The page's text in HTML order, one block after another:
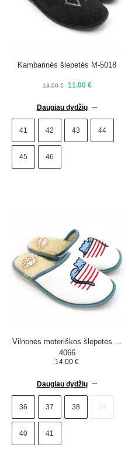
Kambarinės šlepetės M-5018
13.00€ 11.00 €
Daugiau dydžių
41 42 43 44
45 46
Vilnonės moteriškos šlepetės K-
4066
14.00 €
Daugiau dydžių
36 37 38
40 41